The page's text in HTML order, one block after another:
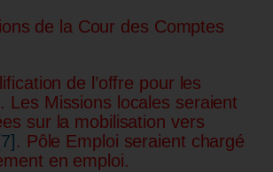
de la Cour des Comptes
de l’offre pour les
Les Missions locales seraient
sur la mobilisation vers
. Pôle Emploi seraient chargé
en emploi.